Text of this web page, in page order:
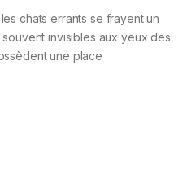
chats errants se frayent un
invisibles aux yeux des
une place